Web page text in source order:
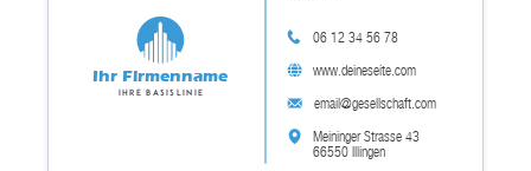
email@gesellschaft.com
Meininger Strasse 43
66550 Illingen
06 12 34 56 78
www.deineseite.com
Ihr Firmenname
Ihre Basislinie